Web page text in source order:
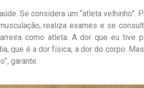
Se considera um “atleta velhinho”.
realiza exames e se
como atleta. A dor que eu tive
que é a dor física, a dor do corpo.
garante.